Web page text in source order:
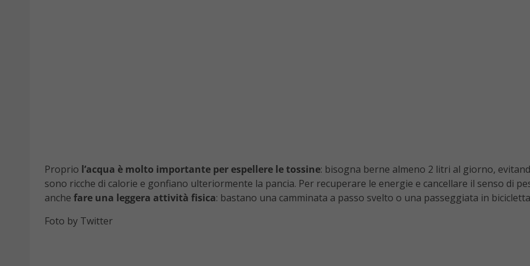
Proprio l’acqua è molto importante per espellere le tossine: bisogna berne almeno 2 litri al giorno,
sono ricche di calorie e gonfiano ulteriormente la pancia. Per recuperare le energie e cancellare il senso di
anche fare una leggera attività fisica: bastano una camminata a passo svelto o una passeggiata in
Foto by Twitter